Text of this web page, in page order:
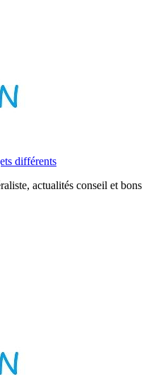
différents
actualités conseil et bons